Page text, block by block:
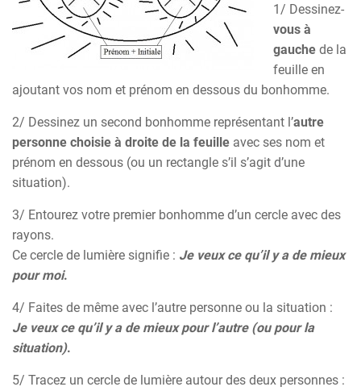
1/ Dessinez-
vous à
gauche de la
feuille en
ajoutant vos nom et prénom en dessous du bonhomme.
2/ Dessinez un second bonhomme représentant l’autre
personne choisie à droite de la feuille avec ses nom et
prénom en dessous (ou un rectangle s’il s’agit d’une
situation).
3/ Entourez votre premier bonhomme d’un cercle avec des
rayons.
Ce cercle de lumière signifie : Je veux ce qu’il y a de mieux
pour moi.
4/ Faites de même avec l’autre personne ou la situation :
Je veux ce qu’il y a de mieux pour l’autre (ou pour la
situation).
5/ Tracez un cercle de lumière autour des deux personnes :